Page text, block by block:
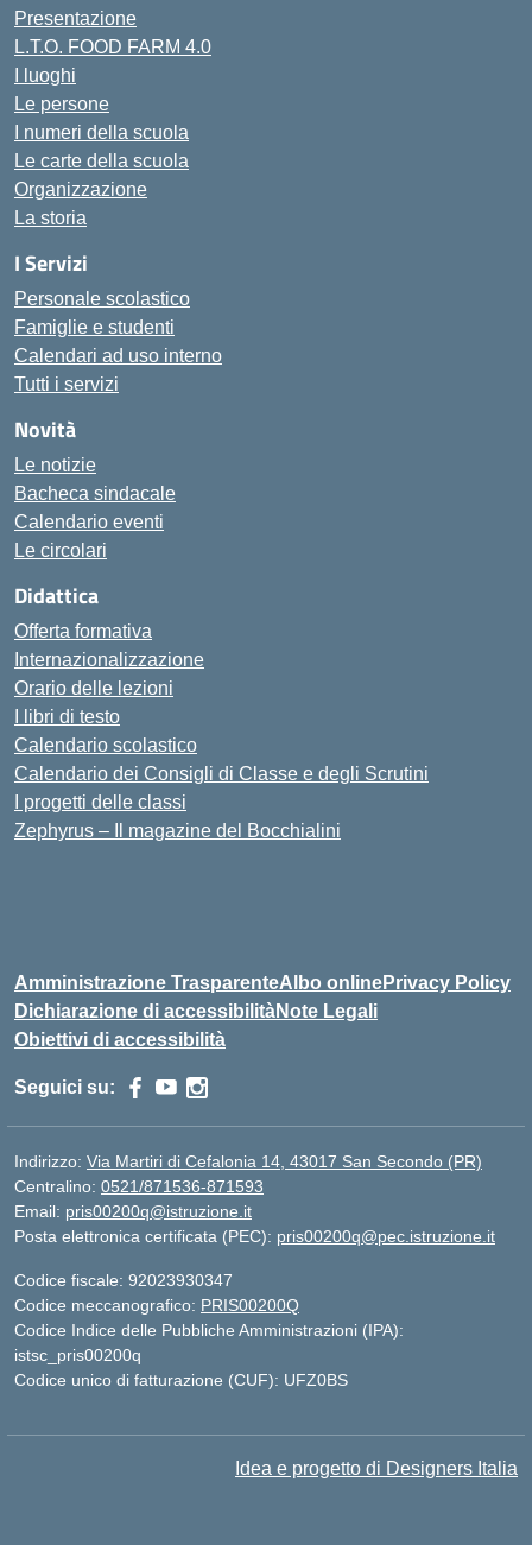
Presentazione
L.T.O. FOOD FARM 4.0
I luoghi
Le persone
I numeri della scuola
Le carte della scuola
Organizzazione
La storia
I Servizi
Personale scolastico
Famiglie e studenti
Calendari ad uso interno
Tutti i servizi
Novità
Le notizie
Bacheca sindacale
Calendario eventi
Le circolari
Didattica
Offerta formativa
Internazionalizzazione
Orario delle lezioni
I libri di testo
Calendario scolastico
Calendario dei Consigli di Classe e degli Scrutini
I progetti delle classi
Zephyrus – Il magazine del Bocchialini
Amministrazione TrasparenteAlbo onlinePrivacy Policy
Dichiarazione di accessibilitàNote Legali
Obiettivi di accessibilità
Seguici su:
Indirizzo: Via Martiri di Cefalonia 14, 43017 San Secondo (PR)
Centralino: 0521/871536-871593
Email: pris00200q@istruzione.it
Posta elettronica certificata (PEC): pris00200q@pec.istruzione.it
Codice fiscale: 92023930347
Codice meccanografico: PRIS00200Q
Codice Indice delle Pubbliche Amministrazioni (IPA):
istsc_pris00200q
Codice unico di fatturazione (CUF): UFZ0BS
Idea e progetto di Designers Italia